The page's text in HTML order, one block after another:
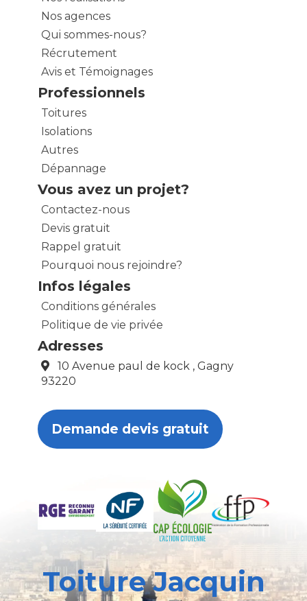
Nos agences
Qui sommes-nous?
Récrutement
Avis et Témoignages
Professionnels
Toitures
Isolations
Autres
Dépannage
Vous avez un projet?
Contactez-nous
Devis gratuit
Rappel gratuit
Pourquoi nous rejoindre?
Infos légales
Conditions générales
Politique de vie privée
Adresses
10 Avenue paul de kock , Gagny
93220
Demande devis gratuit
Toiture Jacquin